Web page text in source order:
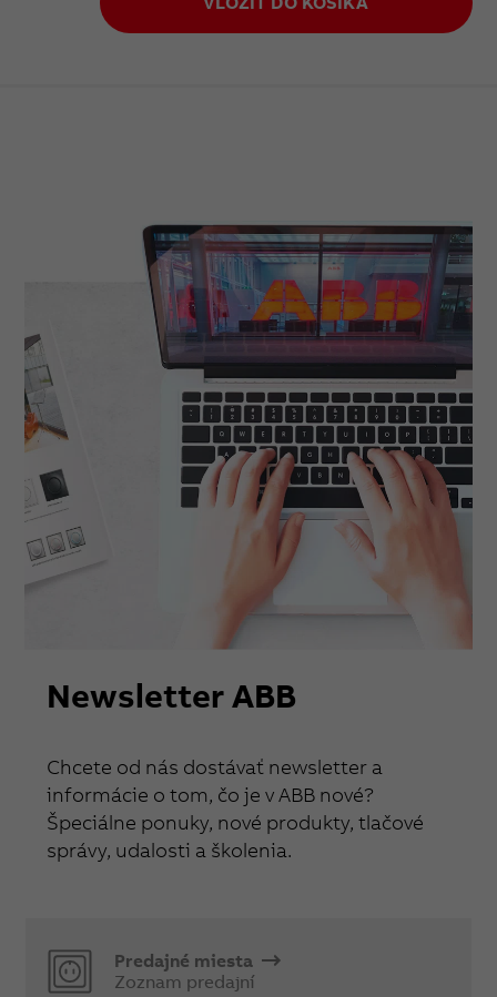
Newsletter ABB
Chcete od nás dostávať newsletter a
informácie o tom, čo je v ABB nové?
Špeciálne ponuky, nové produkty, tlačové
správy, udalosti a školenia.
Predajné miesta
Zoznam predajní